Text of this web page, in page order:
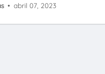
• abril 07, 2023